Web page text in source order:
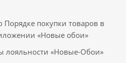
Порядке покупки товаров в
«Новые обои»
лояльности «Новые-Обои»